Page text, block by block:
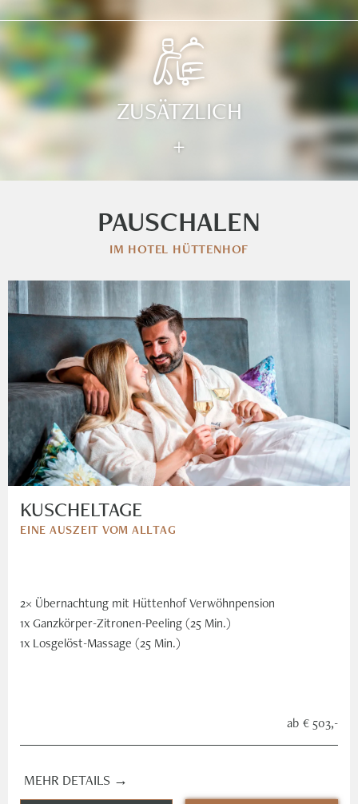
ZUSÄTZLICH
+
PAUSCHALEN
IM HOTEL HÜTTENHOF
KUSCHELTAGE
EINE AUSZEIT VOM ALLTAG
2× Übernachtung mit Hüttenhof Verwöhnpension
1x Ganzkörper-Zitronen-Peeling (25 Min.)
1x Losgelöst-Massage (25 Min.)
ab € 503,-
MEHR DETAILS →